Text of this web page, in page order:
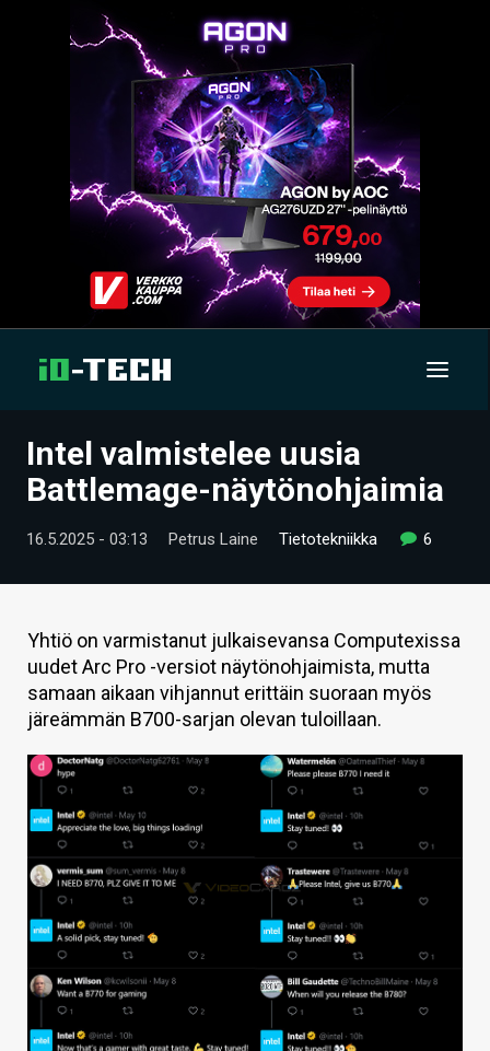
UUTISET
TIETOA
HINTA.FI
VAIHDA TEEMA
HAKU
Intel valmistelee uusia
Battlemage-näytönohjaimia
16.5.2025 - 03:13 Petrus Laine Tietotekniikka 6
Yhtiö on varmistanut julkaisevansa Computexissa
uudet Arc Pro -versiot näytönohjaimista, mutta
samaan aikaan vihjannut erittäin suoraan myös
järeämmän B700-sarjan olevan tuloillaan.